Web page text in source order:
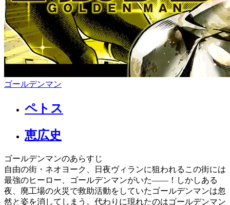
ゴールデンマン
ペトス
恵広史
ゴールデンマンのあらすじ
自由の街・ネオヨーク、日夜ヴィランに狙われるこの街には
最強のヒーロー、ゴールデンマンがいた――！しかしある
夜、廃工場の火災で救助活動をしていたゴールデンマンは忽
然と姿を消してしまう。代わりに現れたのはゴールデンマン